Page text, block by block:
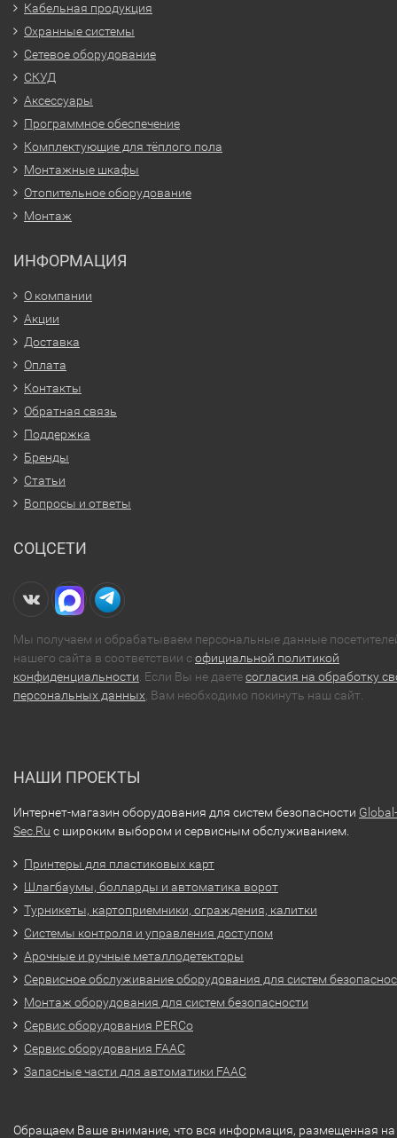
Кабельная продукция
Охранные системы
Сетевое оборудование
СКУД
Аксессуары
Программное обеспечение
Комплектующие для тёплого пола
Монтажные шкафы
Отопительное оборудование
Монтаж
ИНФОРМАЦИЯ
О компании
Акции
Доставка
Оплата
Контакты
Обратная связь
Поддержка
Бренды
Статьи
Вопросы и ответы
СОЦСЕТИ
Мы получаем и обрабатываем персональные данные
нашего сайта в соответствии софициальной политикой
конфиденциальности. Если Вы не даетесогласия на обработку
персональных данных, Вам необходимо покинуть наш сайт.
НАШИ ПРОЕКТЫ
Интернет-магазин оборудования для систем безопасности Global-
Sec.Ru с широким выбором и сервисным обслуживанием.
Принтеры для пластиковых карт
Шлагбаумы, болларды и автоматика ворот
Турникеты, картоприемники, ограждения, калитки
Системы контроля и управления доступом
Арочные и ручные металлодетекторы
Сервисное обслуживание оборудования для систем
Монтаж оборудования для систем безопасности
Сервис оборудования PERCo
Сервис оборудования FAAC
Запасные части для автоматики FAAC
Обращаем Ваше внимание, что вся информация, размещенная на